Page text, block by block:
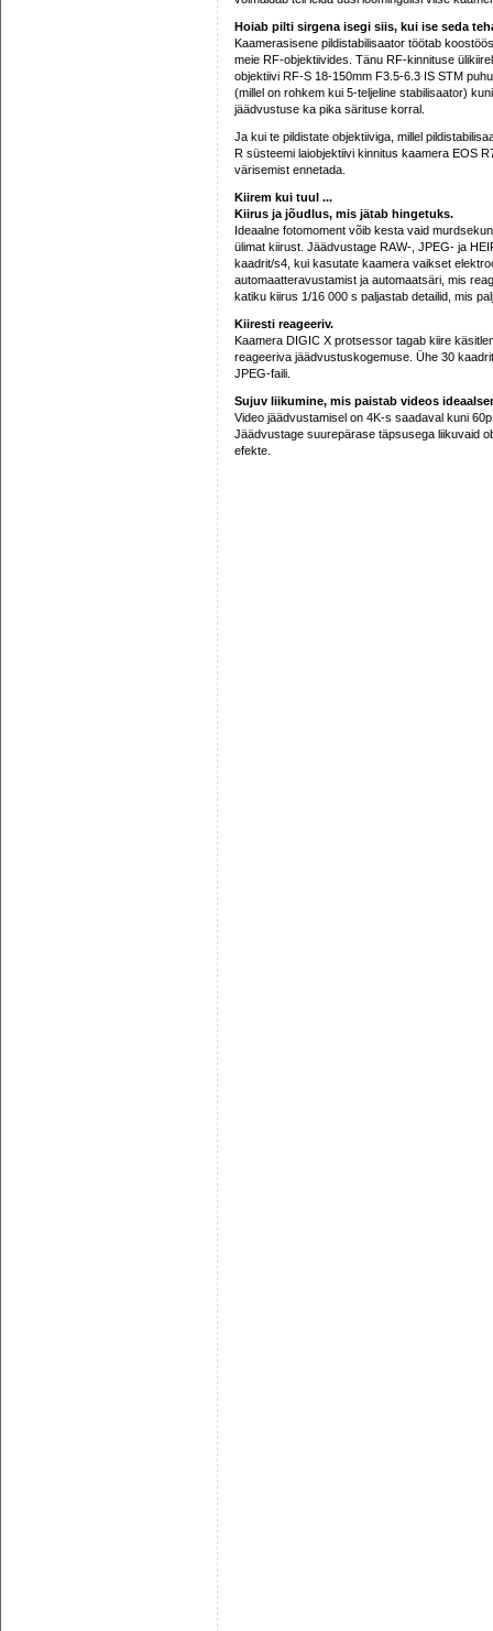
Hoiab pilti sirgena isegi siis, kui ise seda
Kaamerasisene pildistabilisaator töötab
meie RF-objektiivides. Tänu RF-kinnituse
objektiivi RF-S 18-150mm F3.5-6.3 IS STM
(millel on rohkem kui 5-teljeline stabilisaator)
jäädvustuse ka pika särituse korral.
Ja kui te pildistate objektiiviga, millel
R süsteemi laiobjektiivi kinnitus kaamera EOS
värisemist ennetada.
Kiirem kui tuul ...
Kiirus ja jõudlus, mis jätab hingetuks.
Ideaalne fotomoment võib kesta vaid
ülimat kiirust. Jäädvustage RAW-, JPEG- ja
kaadrit/s4, kui kasutate kaamera vaikset
automaatteravustamist ja automaatsäri, mis
katiku kiirus 1/16 000 s paljastab detailid, mis
Kiiresti reageeriv.
Kaamera DIGIC X protsessor tagab kiire
reageeriva jäädvustuskogemuse. Ühe 30
JPEG-faili.
Sujuv liikumine, mis paistab videos
Video jäädvustamisel on 4K-s saadaval kuni
Jäädvustage suurepärase täpsusega liikuvaid
efekte.